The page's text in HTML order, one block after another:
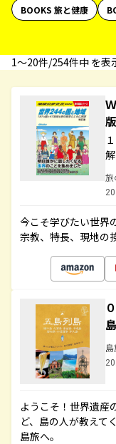
BOOKS 旅と健康
1〜20件/254件中 を表
版
旅
今こそ学びたい世界
宗教、特長、現地の
島
ようこそ！世界遺産
ど、島の人が教えて
島旅へ。